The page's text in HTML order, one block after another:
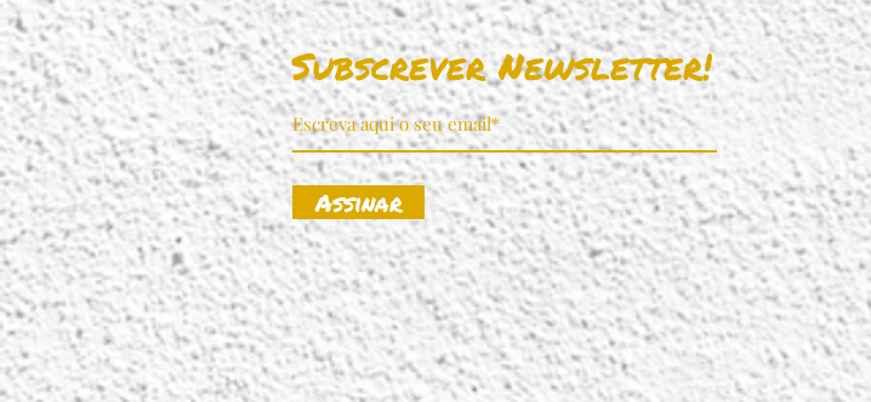
Subscrever Newsletter!
Assinar